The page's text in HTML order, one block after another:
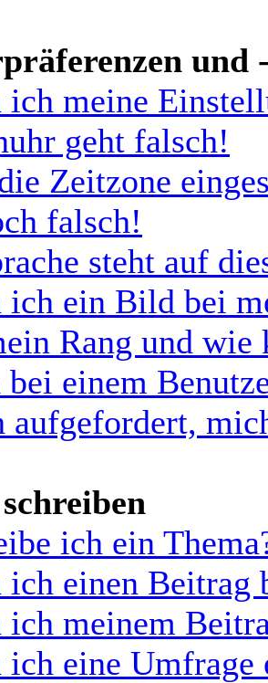
und
meine
geht falsch!
Zeitzone
falsch!
steht auf
ein Bild bei
Rang und wie
bei einem
aufgefordert,
ich ein
einen Beitrag
meinem
ich eine Umfrage